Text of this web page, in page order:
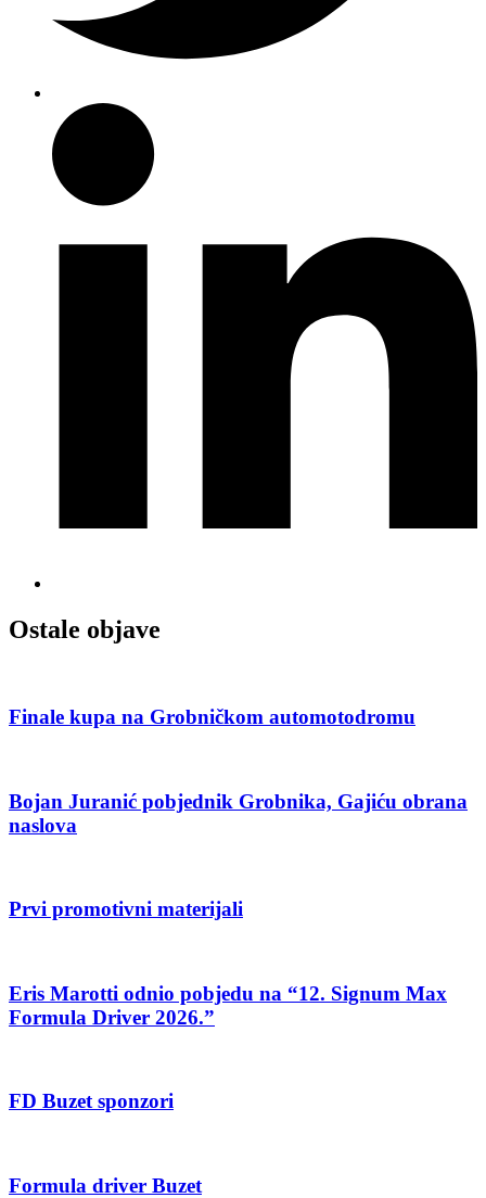
Ostale objave
Finale kupa na Grobničkom automotodromu
Bojan Juranić pobjednik Grobnika, Gajiću obrana
naslova
Prvi promotivni materijali
Eris Marotti odnio pobjedu na “12. Signum Max
Formula Driver 2026.”
FD Buzet sponzori
Formula driver Buzet